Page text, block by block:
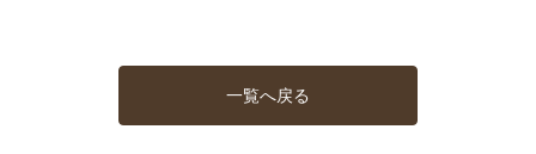
一覧へ戻る